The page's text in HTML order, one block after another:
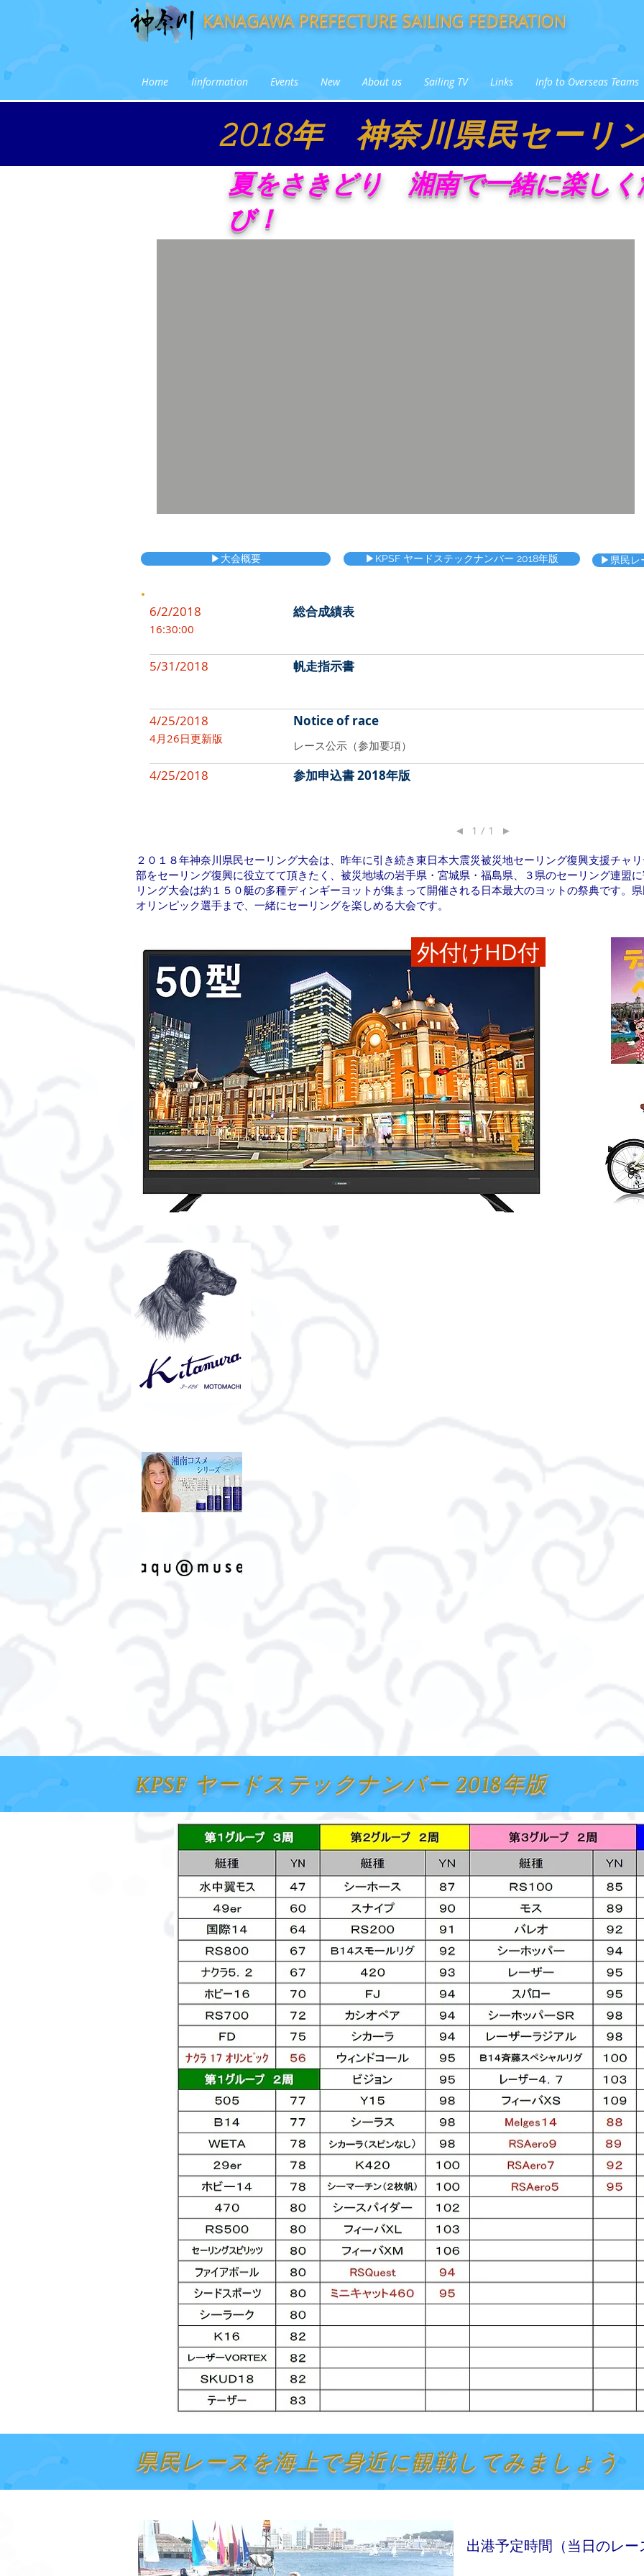
KANAGAWA PREFECTURE SAILING FEDERATION
Home Iinformation Events New About us Sailing TV Links Info to Overseas Teams
2018年 神奈川県民セーリ
夏をさきどり 湘南で一緒に楽し
び！
▶KPSF ヤードステックナンバー 2018年版
6/2/2018
16:30:00
総合成績表
5/31/2018 帆走指示書
4/25/2018
4月26日更新版
Notice of race
​レース公示（参加要項）
4/25/2018 参加申込書 2018年版
◄ 1 / 1 ►
▶大会概要 ▶県民レ
２０１８年神奈川県民セーリング大会は、昨年に引き続き東日本大震災被災地セーリング復興支援チャ
部をセーリング復興に役立てて頂きたく、被災地域の岩手県・宮城県・福島県、３県のセーリング連盟
リング大会は約１５０艇の多種ディンギーヨットが集まって開催される日本最大のヨットの祭典です。
オリンピック選手まで、一緒にセーリングを楽しめる大会です。
外付けHD付
KPSF ヤードステックナンバー 2018年版
県民レースを海上で身近に観戦してみましょう
出港予定時間（当日のレ